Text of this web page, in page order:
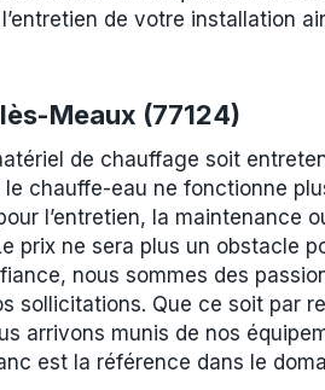
de votre installation
Meaux (77124)
de chauffage soit
chauffe-eau ne fonctionne
l’entretien, la maintenance
ne sera plus un obstacle
nous sommes des
sollicitations. Que ce soit par
arrivons munis de nos
est la référence dans le